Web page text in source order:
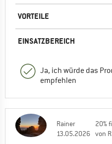
VORTEILE
EINSATZBEREICH
Ja, ich würde das
empfehlen
Rainer
13.05.2026
20%
von